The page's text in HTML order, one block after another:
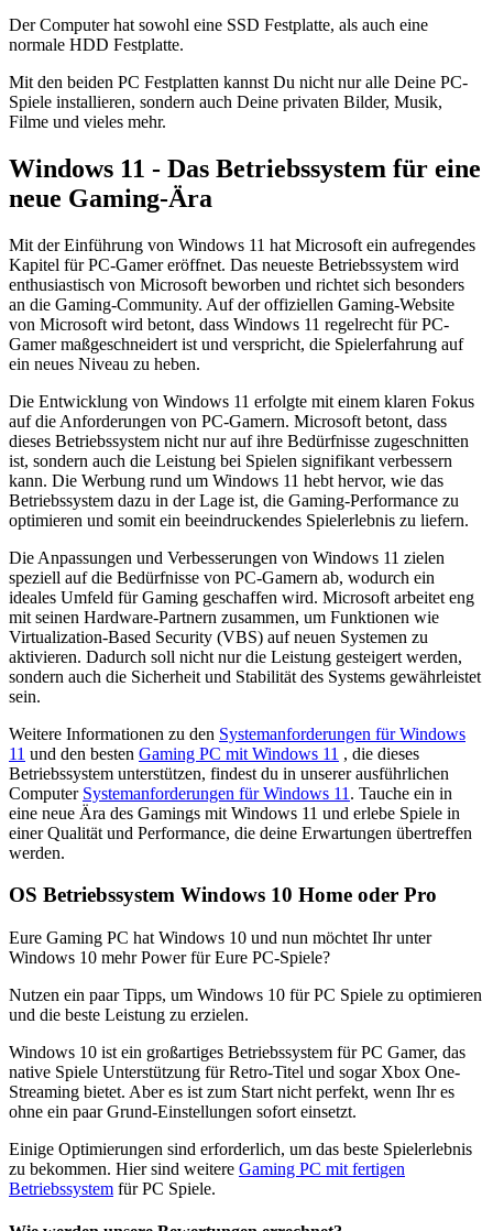
Der Computer hat sowohl eine SSD Festplatte, als auch eine
normale HDD Festplatte.
Mit den beiden PC Festplatten kannst Du nicht nur alle Deine PC-
Spiele installieren, sondern auch Deine privaten Bilder, Musik,
Filme und vieles mehr.
Windows 11 - Das Betriebssystem für eine
neue Gaming-Ära
Mit der Einführung von Windows 11 hat Microsoft ein aufregendes
Kapitel für PC-Gamer eröffnet. Das neueste Betriebssystem wird
enthusiastisch von Microsoft beworben und richtet sich besonders
an die Gaming-Community. Auf der offiziellen Gaming-Website
von Microsoft wird betont, dass Windows 11 regelrecht für PC-
Gamer maßgeschneidert ist und verspricht, die Spielerfahrung auf
ein neues Niveau zu heben.
Die Entwicklung von Windows 11 erfolgte mit einem klaren Fokus
auf die Anforderungen von PC-Gamern. Microsoft betont, dass
dieses Betriebssystem nicht nur auf ihre Bedürfnisse zugeschnitten
ist, sondern auch die Leistung bei Spielen signifikant verbessern
kann. Die Werbung rund um Windows 11 hebt hervor, wie das
Betriebssystem dazu in der Lage ist, die Gaming-Performance zu
optimieren und somit ein beeindruckendes Spielerlebnis zu liefern.
Die Anpassungen und Verbesserungen von Windows 11 zielen
speziell auf die Bedürfnisse von PC-Gamern ab, wodurch ein
ideales Umfeld für Gaming geschaffen wird. Microsoft arbeitet eng
mit seinen Hardware-Partnern zusammen, um Funktionen wie
Virtualization-Based Security (VBS) auf neuen Systemen zu
aktivieren. Dadurch soll nicht nur die Leistung gesteigert werden,
sondern auch die Sicherheit und Stabilität des Systems gewährleistet
sein.
Weitere Informationen zu den Systemanforderungen für Windows
11 und den besten Gaming PC mit Windows 11 , die dieses
Betriebssystem unterstützen, findest du in unserer ausführlichen
Computer Systemanforderungen für Windows 11 . Tauche ein in
eine neue Ära des Gamings mit Windows 11 und erlebe Spiele in
einer Qualität und Performance, die deine Erwartungen übertreffen
werden.
OS Betriebssystem Windows 10 Home oder Pro
Eure Gaming PC hat Windows 10 und nun möchtet Ihr unter
Windows 10 mehr Power für Eure PC-Spiele?
Nutzen ein paar Tipps, um Windows 10 für PC Spiele zu optimieren
und die beste Leistung zu erzielen.
Windows 10 ist ein großartiges Betriebssystem für PC Gamer, das
native Spiele Unterstützung für Retro-Titel und sogar Xbox One-
Streaming bietet. Aber es ist zum Start nicht perfekt, wenn Ihr es
ohne ein paar Grund-Einstellungen sofort einsetzt.
Einige Optimierungen sind erforderlich, um das beste Spielerlebnis
zu bekommen. Hier sind weitere Gaming PC mit fertigen
Betriebssystem für PC Spiele.